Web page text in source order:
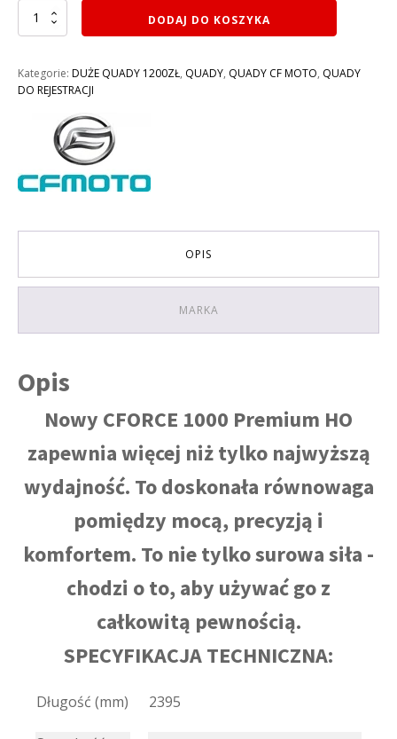
ilość
QUAD
MOTO
1000
FORCE
EPS
rejestracji,
KOLOR
DODAJ DO KOSZYKA
Kategorie: DUŻE QUADY 1200ZŁ, QUADY, QUADY CF MOTO, QUADY
DO REJESTRACJI
OPIS
MARKA
Opis
Nowy CFORCE 1000 Premium HO
zapewnia więcej niż tylko najwyższą
wydajność. To doskonała równowaga
pomiędzy mocą, precyzją i
komfortem. To nie tylko surowa siła -
chodzi o to, aby używać go z
całkowitą pewnością.
SPECYFIKACJA TECHNICZNA:
Długość (mm) 2395